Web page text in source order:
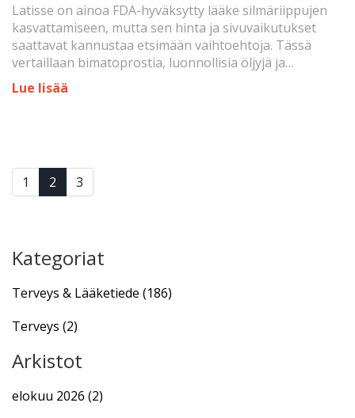
Latisse on ainoa FDA-hyväksytty lääke silmäriippujen
kasvattamiseen, mutta sen hinta ja sivuvaikutukset
saattavat kannustaa etsimään vaihtoehtoja. Tässä
vertaillaan bimatoprostia, luonnollisia öljyjä ja
kosmetiikkaserumeja.
Lue lisää
1 2 3
Kategoriat
Terveys & Lääketiede (186)
Terveys (2)
Arkistot
elokuu 2026 (2)